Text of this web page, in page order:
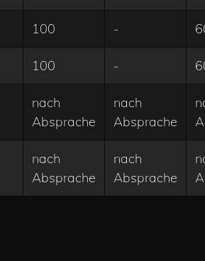
100 -
100 -
nach
Absprache
nach
Absprache
nach
Absprache
nach
Absprache